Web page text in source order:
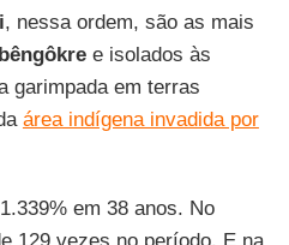
, nessa ordem, são as mais
e isolados às
garimpada em terras
área indígena invadida por
em 38 anos. No